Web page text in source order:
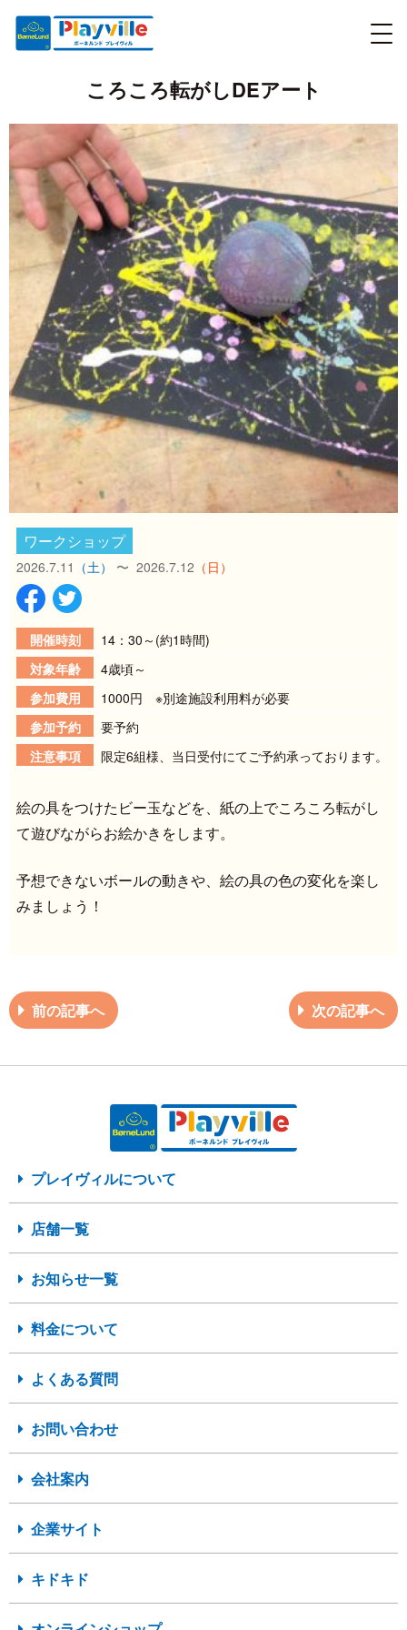
ころころ転がしDEアート
ワークショップ
2026.7.11 （土） 〜 2026.7.12 （日）
開催時刻
14：30～(約1時間)
対象年齢
4歳頃～
参加費用
1000円 ※別途施設利用料が必要
参加予約
要予約
注意事項
限定6組様、当日受付にてご予約承っております。
絵の具をつけたビー玉などを、紙の上でころころ転がし
て遊びながらお絵かきをします。
予想できないボールの動きや、絵の具の色の変化を楽し
みましょう！
前の記事へ 次の記事へ
プレイヴィルについて
店舗一覧
お知らせ一覧
料金について
よくある質問
お問い合わせ
会社案内
企業サイト
キドキド